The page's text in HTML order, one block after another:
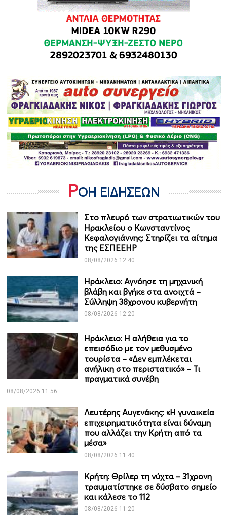
ΡΟΗ ΕΙΔΗΣΕΩΝ
Στο πλευρό των στρατιωτικών του
Ηρακλείου ο Κωνσταντίνος
Κεφαλογιάννης: Στηρίζει τα αίτημα
της ΕΣΠΕΕΗΡ
08/08/2026 12:40
Ηράκλειο: Αγνόησε τη μηχανική
βλάβη και βγήκε στα ανοιχτά –
Σύλληψη 38χρονου κυβερνήτη
08/08/2026 12:20
Ηράκλειο: Η αλήθεια για το
επεισόδιο με τον μεθυσμένο
τουρίστα – «Δεν εμπλέκεται
ανήλικη στο περιστατικό» – Τι
πραγματικά συνέβη
08/08/2026 11:56
Λευτέρης Αυγενάκης: «Η γυναικεία
επιχειρηματικότητα είναι δύναμη
που αλλάζει την Κρήτη από τα
μέσα»
08/08/2026 11:40
Κρήτη: Θρίλερ τη νύχτα – 31χρονη
τραυματίστηκε σε δύσβατο σημείο
και κάλεσε το 112
08/08/2026 11:20